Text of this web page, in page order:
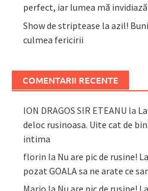
perfect, iar lumea mă
Show de striptease la azil!
culmea fericirii
COMENTARII RECENTE
ION DRAGOS SIR ETEANU la
deloc rusinoasa. Uite cat de
intima
florin la Nu are pic de rusine!
pozat GOALA sa ne arate ce